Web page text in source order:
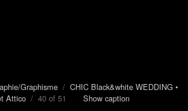
Graphisme / CHIC Black&white WEDDING •
Attico / 40 of 51 Show caption